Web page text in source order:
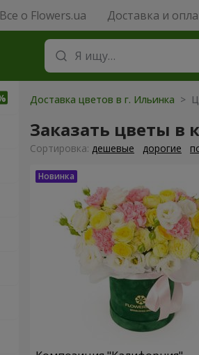
Все о Flowers.ua Доставка и
Доставка цветов в г. Ильинка >
Заказать цветы в
Cортировка: дешевые дорогие